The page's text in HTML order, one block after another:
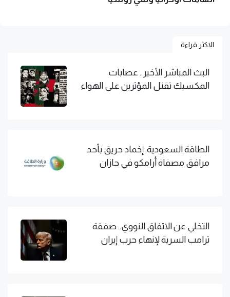
الاكثر قراءة
البث المباشر الأخير.. عصابات
المكسيك تقتل المؤثرين على الهواء
الطاقة السعودية: إخماد حريق بأحد
مرافق مصفاة أرامكو في جازان
التخلي عن الاتفاق النووي.. صفقة
ترامب السرية لإنهاء حرب إيران